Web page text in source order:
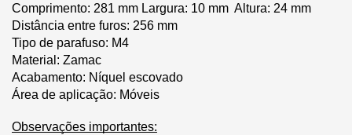
Comprimento: 281 mm Largura: 10 mm Altura: 24 mm
Distância entre furos: 256 mm
Tipo de parafuso: M4
Material: Zamac
Acabamento: Níquel escovado
Área de aplicação: Móveis
Observações importantes: